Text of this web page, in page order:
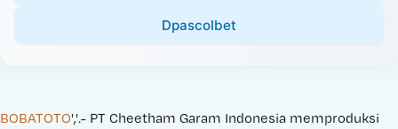
Dpascolbet
BOBATOTO','.- PT Cheetham Garam Indonesia memproduksi